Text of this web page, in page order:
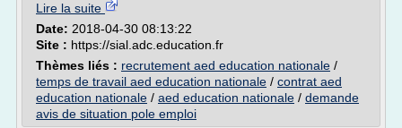
Lire la suite
Date: 2018-04-30 08:13:22
Site : https://sial.adc.education.fr
Thèmes liés : recrutement aed education nationale /
temps de travail aed education nationale / contrat aed
education nationale / aed education nationale / demande
avis de situation pole emploi